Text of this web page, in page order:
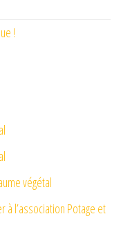
!
végétal
à l’association Potage et